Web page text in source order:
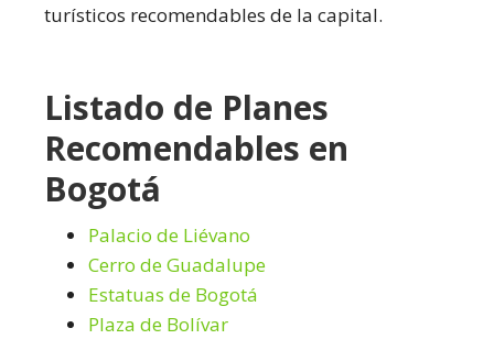
turísticos recomendables de la capital.
Listado de Planes
Recomendables en
Bogotá
Palacio de Liévano
Cerro de Guadalupe
Estatuas de Bogotá
Plaza de Bolívar